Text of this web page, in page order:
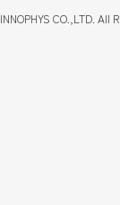
INNOPHYS CO.,LTD. All